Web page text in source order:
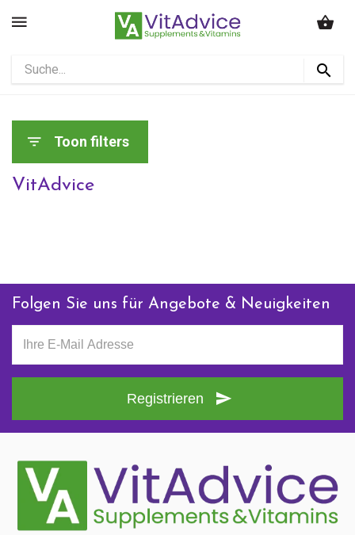
Toon filters
VitAdvice
Folgen Sie uns für Angebote & Neuigkeiten
Registrieren